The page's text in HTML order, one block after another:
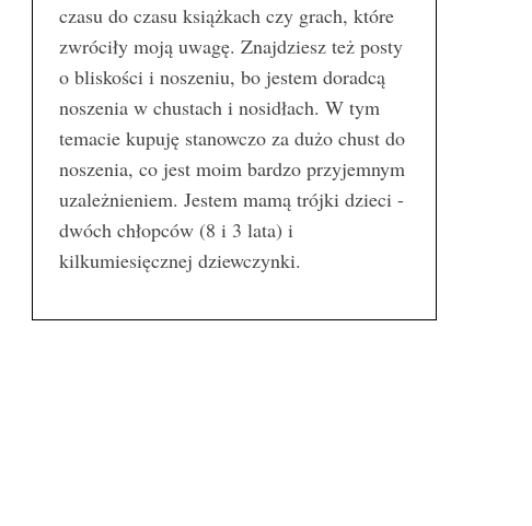
czasu do czasu książkach czy grach, które
zwróciły moją uwagę. Znajdziesz też posty
o bliskości i noszeniu, bo jestem doradcą
noszenia w chustach i nosidłach. W tym
temacie kupuję stanowczo za dużo chust do
noszenia, co jest moim bardzo przyjemnym
uzależnieniem. Jestem mamą trójki dzieci -
dwóch chłopców (8 i 3 lata) i
kilkumiesięcznej dziewczynki.